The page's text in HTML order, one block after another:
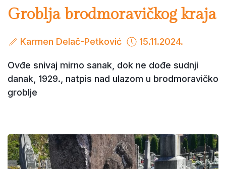
Groblja brodmoravičkog kraja
Karmen Delač-Petković 15.11.2024.
Ovđe snivaj mirno sanak, dok ne dođe sudnji
danak, 1929., natpis nad ulazom u brodmoravičko
groblje